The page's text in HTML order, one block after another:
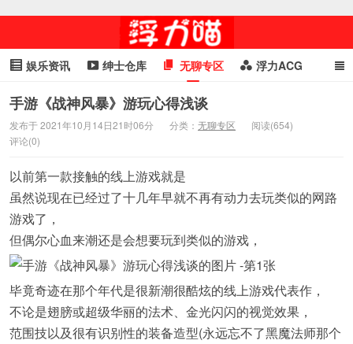
娱乐资讯 绅士仓库 无聊专区 浮力ACG
浮力GIF 明星头条 浮力资讯 头条女神
cosplay
手游《战神风暴》游玩心得浅谈
发布于 2021年10月14日21时06分 分类： 无聊专区
阅读(654)
评论(0)
以前第一款接触的线上游戏就是
虽然说现在已经过了十几年早就不再有动力去玩类似的网路
游戏了，
但偶尔心血来潮还是会想要玩到类似的游戏，
毕竟奇迹在那个年代是很新潮很酷炫的线上游戏代表作，
不论是翅膀或超级华丽的法术、金光闪闪的视觉效果，
范围技以及很有识别性的装备造型(永远忘不了黑魔法师那个